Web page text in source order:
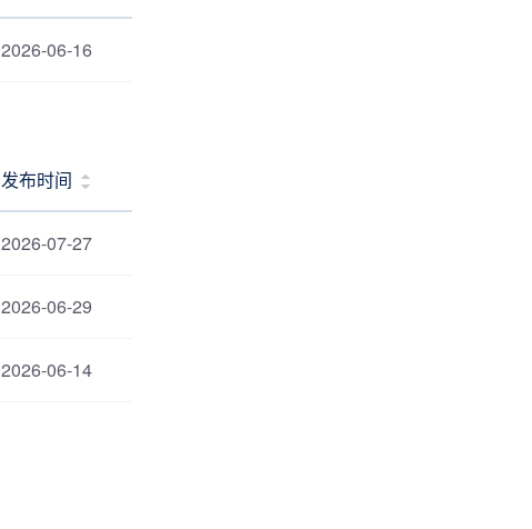
2026-06-16
发布时间
2026-07-27
2026-06-29
2026-06-14